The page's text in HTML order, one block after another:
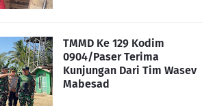
TMMD Ke 129 Kodim
0904/Paser Terima
Kunjungan Dari Tim Wasev
Mabesad